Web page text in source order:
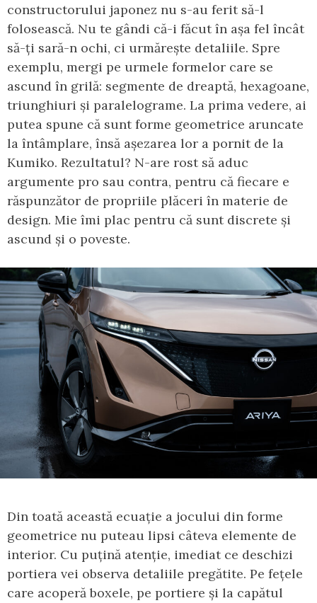
constructorului japonez nu s-au ferit să-l
folosească. Nu te gândi că-i făcut în așa fel încât
să-ți sară-n ochi, ci urmărește detaliile. Spre
exemplu, mergi pe urmele formelor care se
ascund în grilă: segmente de dreaptă, hexagoane,
triunghiuri și paralelograme. La prima vedere, ai
putea spune că sunt forme geometrice aruncate
la întâmplare, însă așezarea lor a pornit de la
Kumiko. Rezultatul? N-are rost să aduc
argumente pro sau contra, pentru că fiecare e
răspunzător de propriile plăceri în materie de
design. Mie îmi plac pentru că sunt discrete și
ascund și o poveste.
Din toată această ecuație a jocului din forme
geometrice nu puteau lipsi câteva elemente de
interior. Cu puțină atenție, imediat ce deschizi
portiera vei observa detaliile pregătite. Pe fețele
care acoperă boxele, pe portiere și la capătul